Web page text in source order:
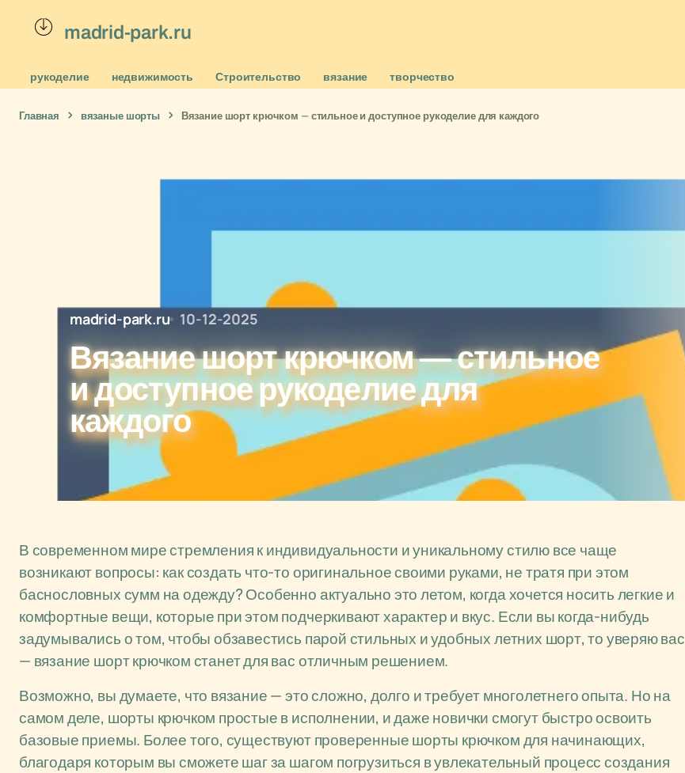
madrid-park.ru
рукоделие недвижимость Строительство вязание творчество
Главная вязаные шорты Вязание шорт крючком — стильное и доступное рукоделие для каждого
madrid-park.ru 10-12-2025
Вязание шорт крючком — стильное
и доступное рукоделие для
каждого
В современном мире стремления к индивидуальности и уникальному стилю все чаще
возникают вопросы: как создать что-то оригинальное своими руками, не тратя при этом
баснословных сумм на одежду? Особенно актуально это летом, когда хочется носить легкие и
комфортные вещи, которые при этом подчеркивают характер и вкус. Если вы когда-нибудь
задумывались о том, чтобы обзавестись парой стильных и удобных летних шорт, то уверяю вас
— вязание шорт крючком станет для вас отличным решением.
Возможно, вы думаете, что вязание — это сложно, долго и требует многолетнего опыта. Но на
самом деле, шорты крючком простые в исполнении, и даже новички смогут быстро освоить
базовые приемы. Более того, существуют проверенные шорты крючком для начинающих,
благодаря которым вы сможете шаг за шагом погрузиться в увлекательный процесс создания